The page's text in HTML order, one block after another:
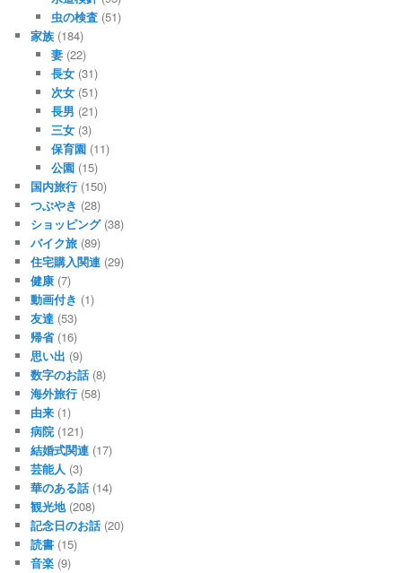
虫の検査(51)
家族 (184)
妻(22)
長女(31)
次女(51)
長男 (21)
三女(3)
保育園(11)
公園(15)
国内旅行 (150)
つぶやき (28)
ショッピング(38)
バイク旅 (89)
住宅購入関連 (29)
健康 (7)
動画付き (1)
友達 (53)
帰省(16)
思い出 (9)
数字のお話 (8)
海外旅行 (58)
由来 (1)
病院 (121)
結婚式関連 (17)
芸能人 (3)
華のある話 (14)
観光地(208)
記念日のお話 (20)
読書 (15)
音楽 (9)